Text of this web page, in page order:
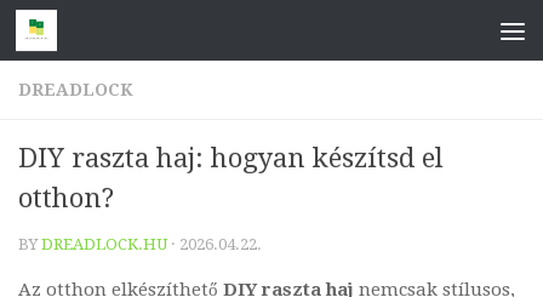
Skip to content
DREADLOCK
DIY raszta haj: hogyan készítsd el
otthon?
BYDREADLOCK.HU · 2026.04.22.
Az otthon elkészíthető DIY raszta haj nemcsak stílusos,